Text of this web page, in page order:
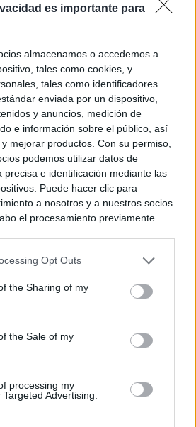
es importante para
almacenamos o accedemos a
tales como cookies, y
tales como identificadores
enviada por un dispositivo,
y anuncios, medición de
e información sobre el público, así
mejorar productos. Con su permiso,
podemos utilizar datos de
precisa e identificación mediante las
Puede hacer clic para
a nosotros y a nuestros socios
el procesamiento previamente
Tenga en cuenta que algún
usted tiene el derecho de
Sus preferencias se aplicarán
de nuevo en este sitio web o
de privacidad.
Opt Outs
the Sharing of my
the Sale of my
processing my
Advertising.